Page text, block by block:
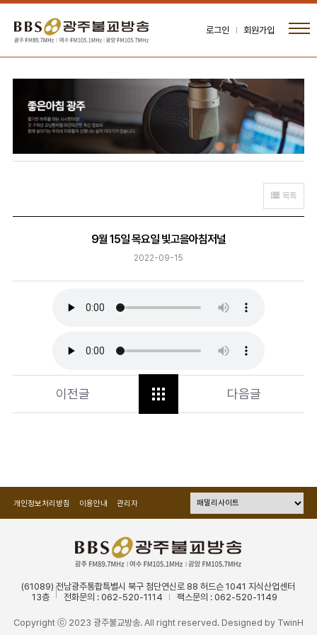
로그인 회원가입
목록
9월 15일 목요일 빛고을아침저널
2022-09-15
이전글 다음글
개인정보처리방침 이용안내 관리자
(61089) 전남광주통합특별시 북구 첨단연신로 88 허드슨 1041 지식산업센터
13층
전화문의 : 062-520-1114 팩스문의 : 062-520-1149
Copyright ⓒ 2023 광주불교방송. All right reserved. Designed by TwinH